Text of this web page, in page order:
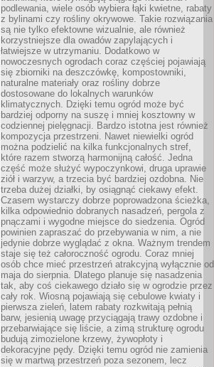
podlewania, wiele osób wybiera łąki kwietne, rabaty
z bylinami czy rośliny okrywowe. Takie rozwiązania
są nie tylko efektowne wizualnie, ale również
korzystniejsze dla owadów zapylających i
łatwiejsze w utrzymaniu. Dodatkowo w
nowoczesnych ogrodach coraz częściej pojawiają
się zbiorniki na deszczówkę, kompostowniki,
naturalne materiały oraz rośliny dobrze
dostosowane do lokalnych warunków
klimatycznych. Dzięki temu ogród może być
bardziej odporny na suszę i mniej kosztowny w
codziennej pielęgnacji. Bardzo istotna jest również
kompozycja przestrzeni. Nawet niewielki ogród
można podzielić na kilka funkcjonalnych stref,
które razem stworzą harmonijną całość. Jedna
część może służyć wypoczynkowi, druga uprawie
ziół i warzyw, a trzecia być bardziej ozdobna. Nie
trzeba dużej działki, by osiągnąć ciekawy efekt.
Czasem wystarczy dobrze poprowadzona ścieżka,
kilka odpowiednio dobranych nasadzeń, pergola z
pnączami i wygodne miejsce do siedzenia. Ogród
powinien zapraszać do przebywania w nim, a nie
jedynie dobrze wyglądać z okna. Ważnym trendem
staje się też całoroczność ogrodu. Coraz mniej
osób chce mieć przestrzeń atrakcyjną wyłącznie od
maja do sierpnia. Dlatego planuje się nasadzenia
tak, aby coś ciekawego działo się w ogrodzie przez
cały rok. Wiosną pojawiają się cebulowe kwiaty i
pierwsza zieleń, latem rabaty rozkwitają pełnią
barw, jesienią uwagę przyciągają trawy ozdobne i
przebarwiające się liście, a zimą strukturę ogrodu
budują zimozielone krzewy, żywopłoty i
dekoracyjne pędy. Dzięki temu ogród nie zamienia
się w martwą przestrzeń poza sezonem, lecz